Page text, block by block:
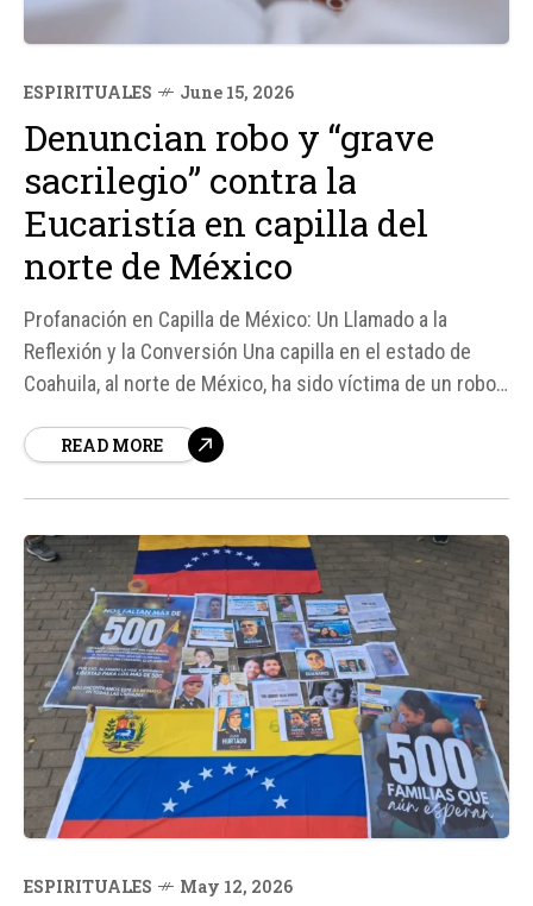
ESPIRITUALES June 15, 2026
Denuncian robo y “grave
sacrilegio” contra la
Eucaristía en capilla del
norte de México
Profanación en Capilla de México: Un Llamado a la
Reflexión y la Conversión Una capilla en el estado de
Coahuila, al norte de México, ha sido víctima de un robo
el P. Fernando Guerrero Gámez, párroco del Santo...
READ MORE
ESPIRITUALES May 12, 2026